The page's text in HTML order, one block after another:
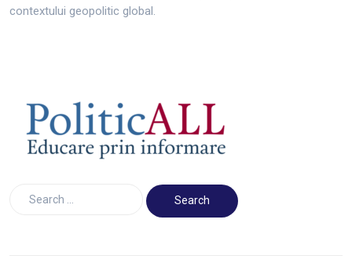
contextului geopolitic global.